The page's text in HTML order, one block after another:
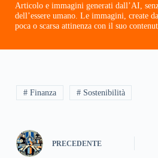
Articolo e immagini generati dall’AI,
dell’essere umano. Le immagini, create
poca o scarsa attinenza con il suo
# Finanza # Sostenibilità
PRECEDENTE